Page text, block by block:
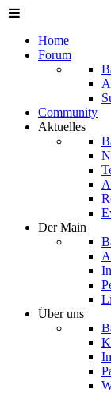
Home
Forum
Community
Aktuelles
Der Main
Über uns